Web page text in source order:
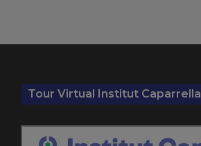
Tour Virtual Institut Caparrella